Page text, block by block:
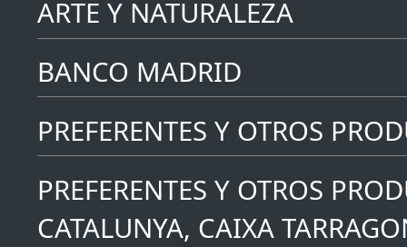
ARTE Y NATURALEZA
BANCO MADRID
PREFERENTES Y OTROS
PREFERENTES Y OTROS
CATALUNYA, CAIXA